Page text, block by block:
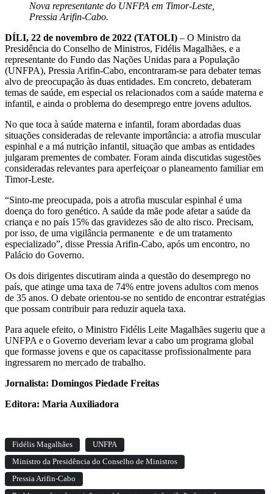
Nova representante do UNFPA em Timor-Leste,
Pressia Arifin-Cabo.
DÍLI, 22 de novembro de 2022 (TATOLI) – O Ministro da
Presidência do Conselho de Ministros, Fidélis Magalhães, e a
representante do Fundo das Nações Unidas para a População
(UNFPA), Pressia Arifin-Cabo, encontraram-se para debater temas
alvo de preocupação às duas entidades. Em concreto, debateram
temas de saúde, em especial os relacionados com a saúde materna e
infantil, e ainda o problema do desemprego entre jovens adultos.
No que toca à saúde materna e infantil, foram abordadas duas
situações consideradas de relevante importância: a atrofia muscular
espinhal e a má nutrição infantil, situação que ambas as entidades
julgaram prementes de combater. Foram ainda discutidas sugestões
consideradas relevantes para aperfeiçoar o planeamento familiar em
Timor-Leste.
“Sinto-me preocupada, pois a atrofia muscular espinhal é uma
doença do foro genético. A saúde da mãe pode afetar a saúde da
criança e no país 15% das gravidezes são de alto risco. Precisam,
por isso, de uma vigilância permanente e de um tratamento
especializado”, disse Pressia Arifin-Cabo, após um encontro, no
Palácio do Governo.
Os dois dirigentes discutiram ainda a questão do desemprego no
país, que atinge uma taxa de 74% entre jovens adultos com menos
de 35 anos. O debate orientou-se no sentido de encontrar estratégias
que possam contribuir para reduzir aquela taxa.
Para aquele efeito, o Ministro Fidélis Leite Magalhães sugeriu que a
UNFPA e o Governo deveriam levar a cabo um programa global
que formasse jovens e que os capacitasse profissionalmente para
ingressarem no mercado de trabalho.
Jornalista: Domingos Piedade Freitas
Editora: Maria Auxiliadora
Fidélis Magalhães
UNFPA
Ministro da Presidência do Conselho de Ministros
Pressia Arifin-Cabo